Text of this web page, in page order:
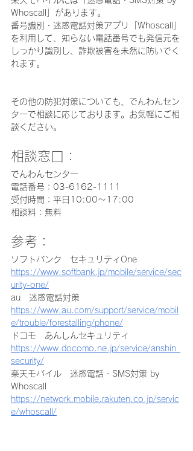
Whoscall」があります。
番号識別・迷惑電話対策アプリ「Whoscall」
を利用して、知らない電話番号でも発信元を
しっかり識別し、詐欺被害を未然に防いでく
れます。
その他の防犯対策についても、でんわんセン
ターで相談に応じております。お気軽にご相
談ください。
相談窓口：
でんわんセンター
電話番号：03-6162-1111
受付時間：平日10:00～17:00
相談料：無料
参考：
ソフトバンク　セキュリティOne
https://www.softbank.jp/mobile/service/sec
urity-one/
au　迷惑電話対策
https://www.au.com/support/service/mobil
e/trouble/forestalling/phone/
ドコモ　あんしんセキュリティ
https://www.docomo.ne.jp/service/anshin_
security/
楽天モバイル　迷惑電話・SMS対策 by
Whoscall
https://network.mobile.rakuten.co.jp/servic
e/whoscall/